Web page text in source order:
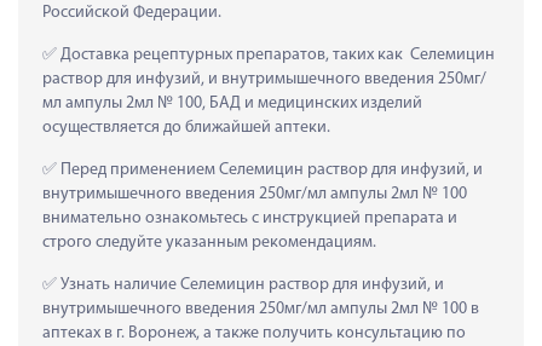
Российской Федерации.
Доставка рецептурных препаратов, таких как  Селемицин
раствор для инфузий, и внутримышечного введения 250мг/
мл ампулы 2мл № 100, БАД и медицинских изделий
осуществляется до ближайшей аптеки.
Перед применением Селемицин раствор для инфузий, и
внутримышечного введения 250мг/мл ампулы 2мл № 100
внимательно ознакомьтесь с инструкцией препарата и
строго следуйте указанным рекомендациям.
Узнать наличие Селемицин раствор для инфузий, и
внутримышечного введения 250мг/мл ампулы 2мл № 100 в
аптеках в г. Воронеж, а также получить консультацию по